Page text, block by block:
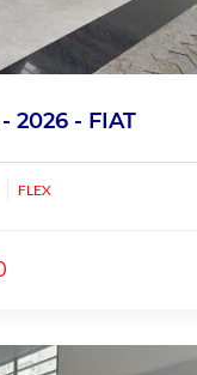
2026 - FIAT
FLEX